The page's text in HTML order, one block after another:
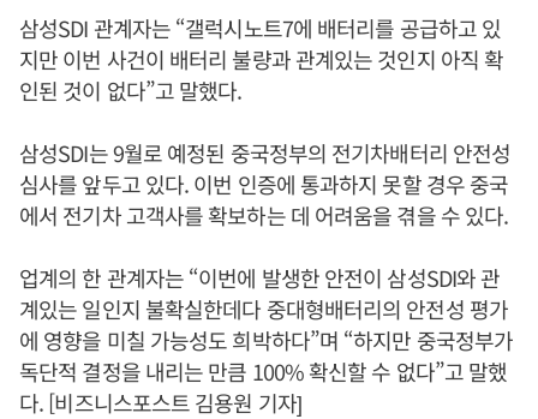
삼성SDI 관계자는 “갤럭시노트7에 배터리를 공급하고 있
지만 이번 사건이 배터리 불량과 관계있는 것인지 아직 확
인된 것이 없다”고 말했다.
삼성SDI는 9월로 예정된 중국정부의 전기차배터리 안전성
심사를 앞두고 있다. 이번 인증에 통과하지 못할 경우 중국
에서 전기차 고객사를 확보하는 데 어려움을 겪을 수 있다.
업계의 한 관계자는 “이번에 발생한 안전이 삼성SDI와 관
계있는 일인지 불확실한데다 중대형배터리의 안전성 평가
에 영향을 미칠 가능성도 희박하다”며 “하지만 중국정부가
독단적 결정을 내리는 만큼 100% 확신할 수 없다”고 말했
다. [비즈니스포스트 김용원 기자]